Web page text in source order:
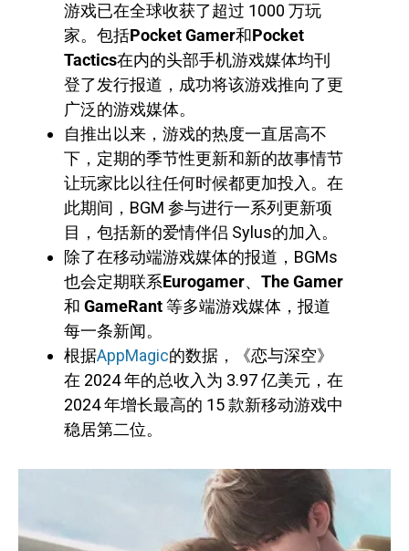
游戏已在全球收获了超过 1000 万玩
家。包括Pocket Gamer和Pocket
Tactics在内的头部手机游戏媒体均刊
登了发行报道，成功将该游戏推向了更
广泛的游戏媒体。
自推出以来，游戏的热度一直居高不
下，定期的季节性更新和新的故事情节
让玩家比以往任何时候都更加投入。在
此期间，BGM 参与进行一系列更新项
目，包括新的爱情伴侣 Sylus的加入。
除了在移动端游戏媒体的报道，BGMs
也会定期联系Eurogamer、 The Gamer
和 GameRant等多端游戏媒体，报道
每一条新闻。
根据AppMagic的数据，《恋与深空》
在 2024 年的总收入为 3.97 亿美元，在
2024 年增长最高的 15 款新移动游戏中
稳居第二位。